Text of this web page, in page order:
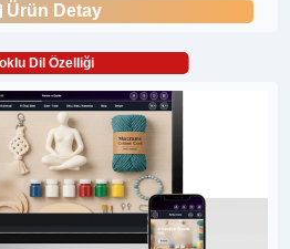
Ürün Detay
Dil Özelliği